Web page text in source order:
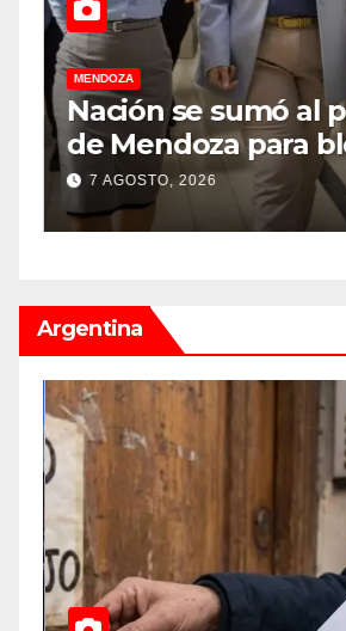
MENDOZA
Nación se sumó al
de Mendoza para
los celulares en las
de la provincia
7 AGOSTO, 2026
Argentina